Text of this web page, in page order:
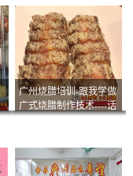
广州烧腊培训-跟我学做
广式烧腊制作技术----话